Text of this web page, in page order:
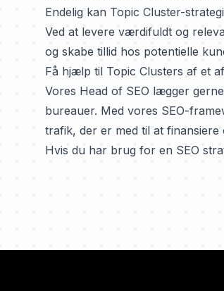
Endelig kan Topic Cluster-
Ved at levere værdifuldt og
og skabe tillid hos potentielle
Få hjælp til Topic Clusters af et
Vores Head of SEO lægger
bureauer. Med vores SEO-
trafik, der er med til at finansiere
Hvis du har brug for en SEO